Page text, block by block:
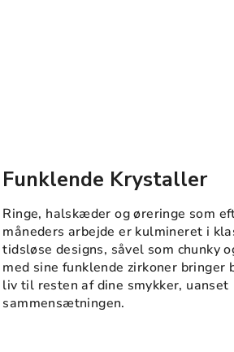
Funklende Krystaller
Ringe, halskæder og øreringe som
måneders arbejde er kulmineret i
tidsløse designs, såvel som chunky
med sine funklende zirkoner bringer
liv til resten af dine smykker, uanset
sammensætningen.